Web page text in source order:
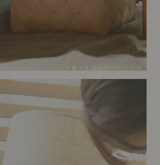
# 夏の木漏れ日ピクニック